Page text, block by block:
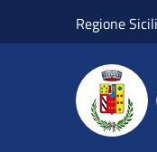
Regione